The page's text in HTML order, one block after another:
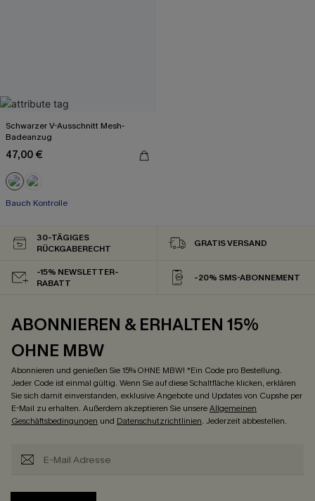
Schwarzer V-Ausschnitt Mesh-
Badeanzug
47,00 €
Bauch Kontrolle
30-TÄGIGES
RÜCKGABERECHT
GRATIS VERSAND
-15% NEWSLETTER-
RABATT
-20% SMS-ABONNEMENT
ABONNIEREN & ERHALTEN 15%
OHNE MBW
Abonnieren und genießen Sie 15% OHNE MBW! *Ein Code pro Bestellung.
Jeder Code ist einmal gültig. Wenn Sie auf diese Schaltfläche klicken, erklären
Sie sich damit einverstanden, exklusive Angebote und Updates von Cupshe per
E-Mail zu erhalten. Außerdem akzeptieren Sie unsereAllgemeinen
Geschäftsbedingungen und Datenschutzrichtlinien. Jederzeit abbestellen.